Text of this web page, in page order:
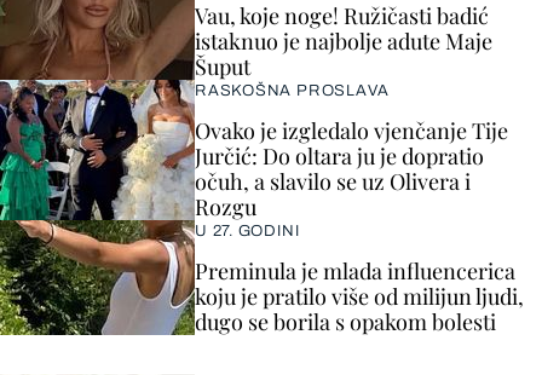
Vau, koje noge! Ružičasti badić
istaknuo je najbolje adute Maje
Šuput
RASKOŠNA PROSLAVA
Ovako je izgledalo vjenčanje Tije
Jurčić: Do oltara ju je dopratio
očuh, a slavilo se uz Olivera i
Rozgu
U 27. GODINI
Preminula je mlada influencerica
koju je pratilo više od milijun ljudi,
dugo se borila s opakom bolesti